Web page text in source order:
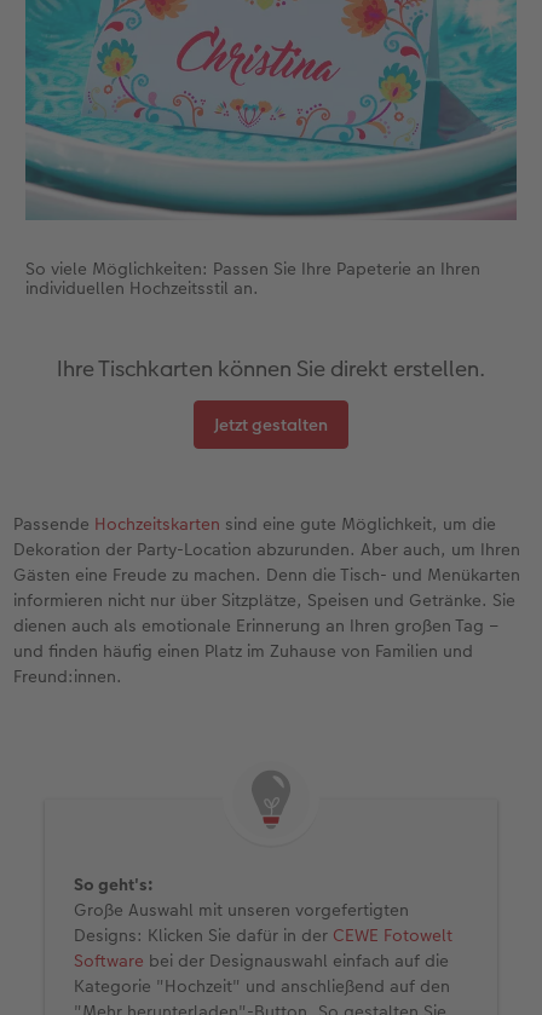
Inspiration
Neuheiten
Neuheiten
Neuheiten
So viele Möglichkeiten: Passen Sie Ihre Papeterie an Ihren
individuellen Hochzeitsstil an.
Ihre Tischkarten können Sie direkt erstellen.
Jetzt gestalten
Passende Hochzeitskarten sind eine gute Möglichkeit, um die
Dekoration der Party-Location abzurunden. Aber auch, um Ihren
Gästen eine Freude zu machen. Denn die Tisch- und Menükarten
informieren nicht nur über Sitzplätze, Speisen und Getränke. Sie
dienen auch als emotionale Erinnerung an Ihren großen Tag –
und finden häufig einen Platz im Zuhause von Familien und
Freund:innen.
So geht's:
Große Auswahl mit unseren vorgefertigten
Designs: Klicken Sie dafür in der CEWE Fotowelt
Software bei der Designauswahl einfach auf die
Kategorie "Hochzeit" und anschließend auf den